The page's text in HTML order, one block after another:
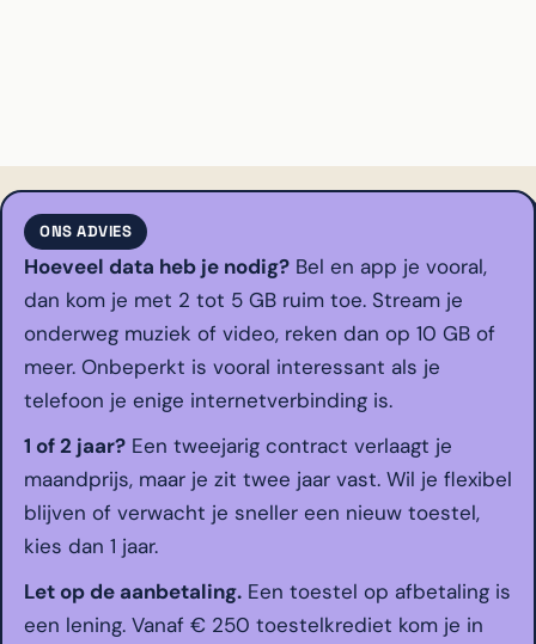
ONS ADVIES
Hoeveel data heb je nodig? Bel en app je vooral,
dan kom je met 2 tot 5 GB ruim toe. Stream je
onderweg muziek of video, reken dan op 10 GB of
meer. Onbeperkt is vooral interessant als je
telefoon je enige internetverbinding is.
1 of 2 jaar? Een tweejarig contract verlaagt je
maandprijs, maar je zit twee jaar vast. Wil je flexibel
blijven of verwacht je sneller een nieuw toestel,
kies dan 1 jaar.
Let op de aanbetaling. Een toestel op afbetaling is
een lening. Vanaf € 250 toestelkrediet kom je in